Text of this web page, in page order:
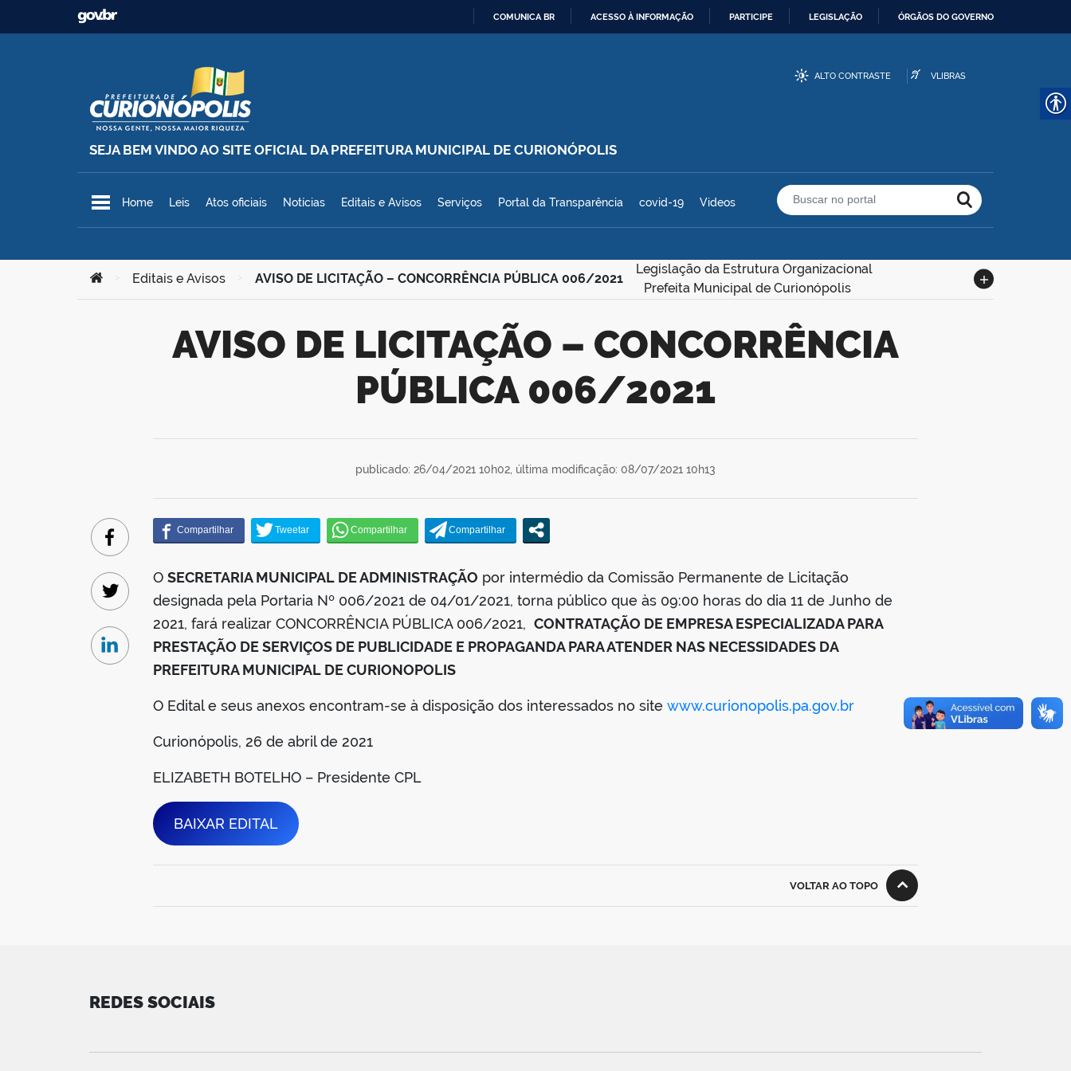
Ir para o conteúdo COMUNICA BR ACESSO À INFORMAÇÃO PARTICIPE LEGISLAÇÃO ÓRGÃOS DO GOVERNO
SEJA BEM VINDO AO SITE OFICIAL DA PREFEITURA MUNICIPAL DE CURIONÓPOLIS
Prefeitura Municipal de Curionópolis
ALTO CONTRASTE VLIBRAS
Home Leis Atos oficiais Notícias Editais e Avisos Serviços Portal da Transparência covid-19 Videos Buscar no portal
Você está aqui:
Editais e Avisos AVISO DE LICITAÇÃO – CONCORRÊNCIA PÚBLICA 006/2021
Legislação da Estrutura Organizacional
Prefeita Municipal de Curionópolis
AVISO DE LICITAÇÃO – CONCORRÊNCIA
PÚBLICA 006/2021
publicado: 26/04/2021 10h02, última modificação: 08/07/2021 10h13
O SECRETARIA MUNICIPAL DE ADMINISTRAÇÃO por intermédio da Comissão Permanente de Licitação
designada pela Portaria Nº 006/2021 de 04/01/2021, torna público que às 09:00 horas do dia 11 de Junho de
2021, fará realizar CONCORRÊNCIA PÚBLICA 006/2021, CONTRATAÇÃO DE EMPRESA ESPECIALIZADA PARA
PRESTAÇÃO DE SERVIÇOS DE PUBLICIDADE E PROPAGANDA PARA ATENDER NAS NECESSIDADES DA
PREFEITURA MUNICIPAL DE CURIONOPOLIS
O Edital e seus anexos encontram-se à disposição dos interessados no site www.curionopolis.pa.gov.br
Curionópolis, 26 de abril de 2021
ELIZABETH BOTELHO – Presidente CPL
BAIXAR EDITAL
Facebook
Twitter
Linkedin
VOLTAR AO TOPO
REDES SOCIAIS